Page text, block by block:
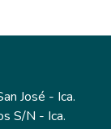
José - Ica.
S/N - Ica.